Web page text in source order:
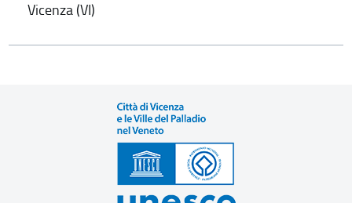
Vicenza (VI)